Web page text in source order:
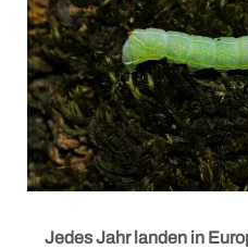
Jedes Jahr landen in